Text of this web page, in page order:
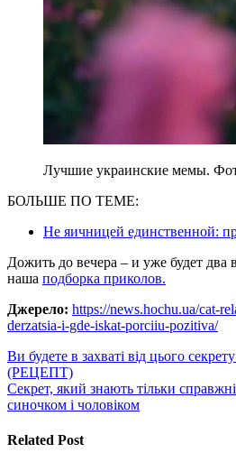
Лучшие украинские мемы.
БОЛЬШЕ ПО ТЕМЕ:
Не яичницей единственной:
Дожить до вечера – и уже будет
наша подборка приколов.
Джерело: https://news.hochu.ua/cat-
derzatsia-i-gde-iskat-porciiu-pozitiva/
Навигация
по
записям
Ви будете в захваті від цього
(РЕЦЕПТ)
Секрет, який знають тільки
синочком і чоловіком
Related Post